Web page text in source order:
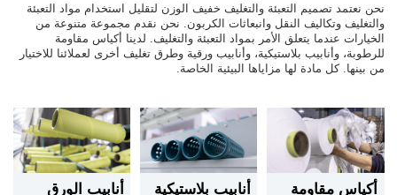
نحن نعتمد تصميم التعبئة والتغليف خفيف الوزن لتقليل استخدام مواد التعبئة
والتغليف وتكاليف النقل وانبعاثات الكربون. نحن نقدم مجموعة متنوعة من
الخيارات عندما يتعلق الأمر بمواد التعبئة والتغليف. لدينا أكياس مقاومة
للرطوبة، وأنابيب بلاستيكية، وأنابيب ورقية وطرق تغليف أخرى لعملائنا للاختيار
من بينها. كل مادة لها مزاياها البيئية الخاصة.
أكياس مقاومة أنابيب بلاستيكية أنابيب الورق